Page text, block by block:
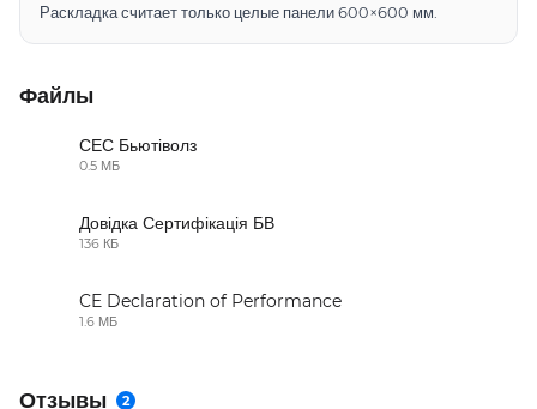
Раскладка считает только целые панели 600×600 мм.
Файлы
СЕС Бьютіволз
0.5 МБ
Довідка Сертифікація БВ
136 КБ
CE Declaration of Performance
1.6 МБ
Отзывы 2